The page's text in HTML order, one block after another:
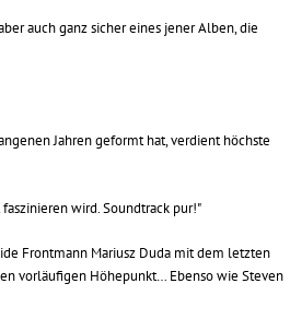
auch ganz sicher eines jener Alben, die
Jahren geformt hat, verdient höchste
wird. Soundtrack pur!"
Frontmann Mariusz Duda mit dem letzten
vorläufigen Höhepunkt… Ebenso wie Steven